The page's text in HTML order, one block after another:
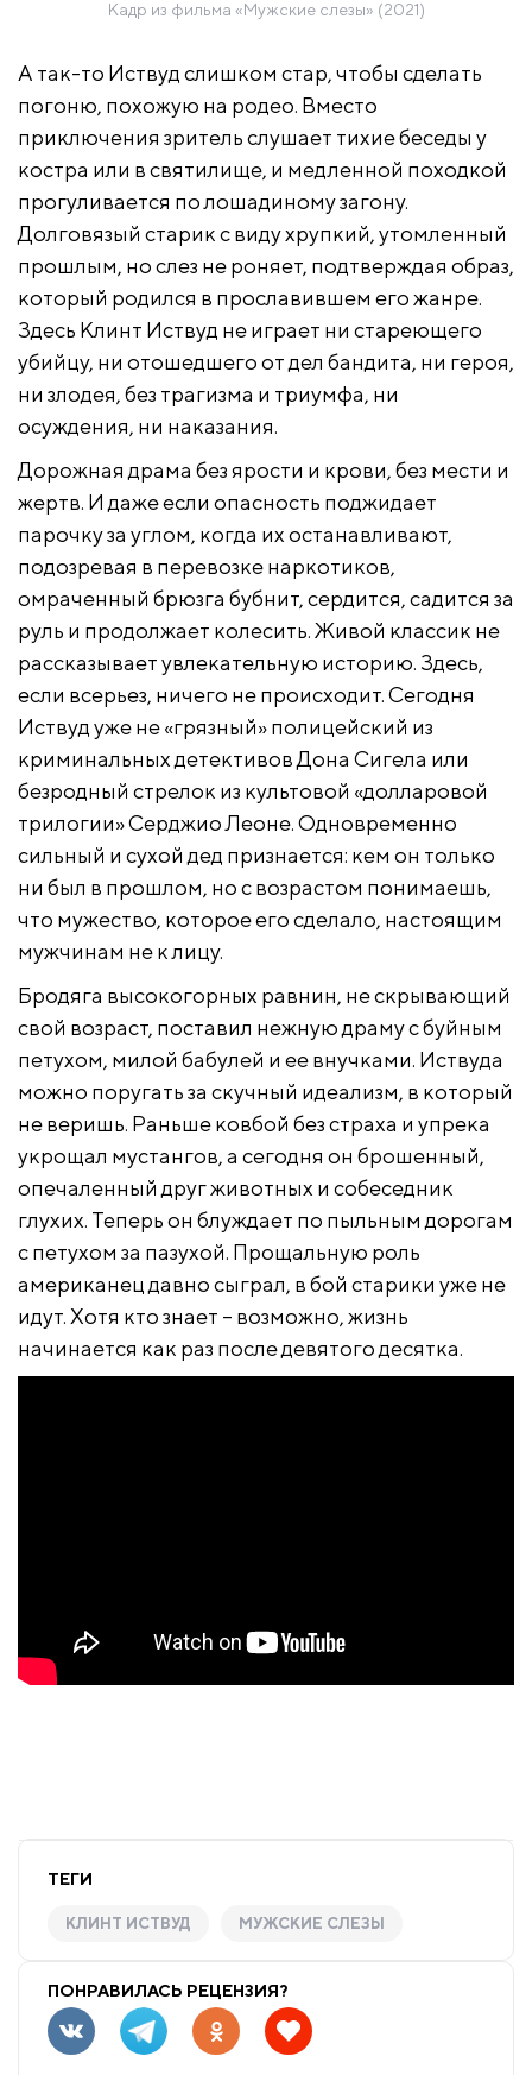
Кадр из фильма «Мужские слезы» (2021)
А так-то Иствуд слишком стар, чтобы сделать
погоню, похожую на родео. Вместо
приключения зритель слушает тихие беседы у
костра или в святилище, и медленной походкой
прогуливается по лошадиному загону.
Долговязый старик с виду хрупкий, утомленный
прошлым, но слез не роняет, подтверждая образ,
который родился в прославившем его жанре.
Здесь Клинт Иствуд не играет ни стареющего
убийцу, ни отошедшего от дел бандита, ни героя,
ни злодея, без трагизма и триумфа, ни
осуждения, ни наказания.
Дорожная драма без ярости и крови, без мести и
жертв. И даже если опасность поджидает
парочку за углом, когда их останавливают,
подозревая в перевозке наркотиков,
омраченный брюзга бубнит, сердится, садится за
руль и продолжает колесить. Живой классик не
рассказывает увлекательную историю. Здесь,
если всерьез, ничего не происходит. Сегодня
Иствуд уже не «грязный» полицейский из
криминальных детективов Дона Сигела или
безродный стрелок из культовой «долларовой
трилогии» Серджио Леоне. Одновременно
сильный и сухой дед признается: кем он только
ни был в прошлом, но с возрастом понимаешь,
что мужество, которое его сделало, настоящим
мужчинам не к лицу.
Бродяга высокогорных равнин, не скрывающий
свой возраст, поставил нежную драму с буйным
петухом, милой бабулей и ее внучками. Иствуда
можно поругать за скучный идеализм, в который
не веришь. Раньше ковбой без страха и упрека
укрощал мустангов, а сегодня он брошенный,
опечаленный друг животных и собеседник
глухих. Теперь он блуждает по пыльным дорогам
с петухом за пазухой. Прощальную роль
американец давно сыграл, в бой старики уже не
идут. Хотя кто знает – возможно, жизнь
начинается как раз после девятого десятка.
ТЕГИ
КЛИНТ ИСТВУД МУЖСКИЕ СЛЕЗЫ
ПОНРАВИЛАСЬ РЕЦЕНЗИЯ?